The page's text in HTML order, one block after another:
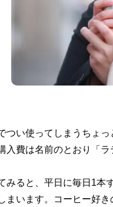
つい使ってしまうちょ
入費は名前のとおり「ラ
みると、平日に毎日1本
まいます。コーヒー好